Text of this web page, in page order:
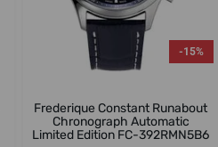
-15%
Frederique Constant Runabout
Chronograph Automatic
Limited Edition FC-392RMN5B6